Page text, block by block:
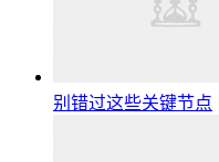
别错过这些关键节点